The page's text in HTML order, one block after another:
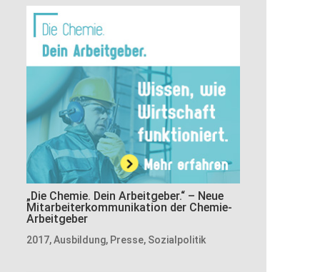
„Die Chemie. Dein Arbeitgeber.“ – Neue
Mitarbeiterkommunikation der Chemie-
Arbeitgeber
2017,Ausbildung, Presse, Sozialpolitik